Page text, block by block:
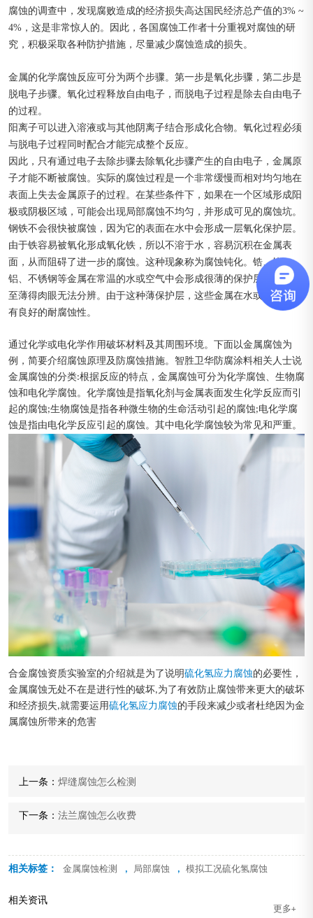
腐蚀的调查中，发现腐败造成的经济损失高达国民经济总产值的3% ~
4%，这是非常惊人的。因此，各国腐蚀工作者十分重视对腐蚀的研
究，积极采取各种防护措施，尽量减少腐蚀造成的损失。
金属的化学腐蚀反应可分为两个步骤。第一步是氧化步骤，第二步是
脱电子步骤。氧化过程释放自由电子，而脱电子过程是除去自由电子
的过程。
阳离子可以进入溶液或与其他阴离子结合形成化合物。氧化过程必须
与脱电子过程同时配合才能完成整个反应。
因此，只有通过电子去除步骤去除氧化步骤产生的自由电子，金属原
子才能不断被腐蚀。实际的腐蚀过程是一个非常缓慢而相对均匀地在
表面上失去金属原子的过程。在某些条件下，如果在一个区域形成阳
极或阴极区域，可能会出现局部腐蚀不均匀，并形成可见的腐蚀坑。
钢铁不会很快被腐蚀，因为它的表面在水中会形成一层氧化保护层。
由于铁容易被氧化形成氧化铁，所以不溶于水，容易沉积在金属表
面，从而阻碍了进一步的腐蚀。这种现象称为腐蚀钝化。锆、铬、
铝、不锈钢等金属在常温的水或空气中会形成很薄的保护层，有时甚
至薄得肉眼无法分辨。由于这种薄保护层，这些金属在水或空气中具
有良好的耐腐蚀性。
通过化学或电化学作用破坏材料及其周围环境。下面以金属腐蚀为
例，简要介绍腐蚀原理及防腐蚀措施。智胜卫华防腐涂料相关人士说
金属腐蚀的分类:根据反应的特点，金属腐蚀可分为化学腐蚀、生物腐
蚀和电化学腐蚀。化学腐蚀是指氧化剂与金属表面发生化学反应而引
起的腐蚀;生物腐蚀是指各种微生物的生命活动引起的腐蚀;电化学腐
蚀是指由电化学反应引起的腐蚀。其中电化学腐蚀较为常见和严重。
合金腐蚀资质实验室的介绍就是为了说明硫化氢应力腐蚀的必要性，
金属腐蚀无处不在是进行性的破坏,为了有效防止腐蚀带来更大的破坏
和经济损失,就需要运用硫化氢应力腐蚀的手段来减少或者杜绝因为金
属腐蚀所带来的危害
上一条： 焊缝腐蚀怎么检测
下一条： 法兰腐蚀怎么收费
相关标签： 金属腐蚀检测 , 局部腐蚀 , 模拟工况硫化氢腐蚀
相关资讯
更多+